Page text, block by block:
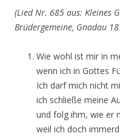
(Lied Nr. 685 aus: Kleines
Brüdergemeine, Gnadau
Wie wohl ist mir in
wenn ich in Gottes
Ich darf mich nicht
ich schließe meine
und folg ihm, wie er
weil ich doch